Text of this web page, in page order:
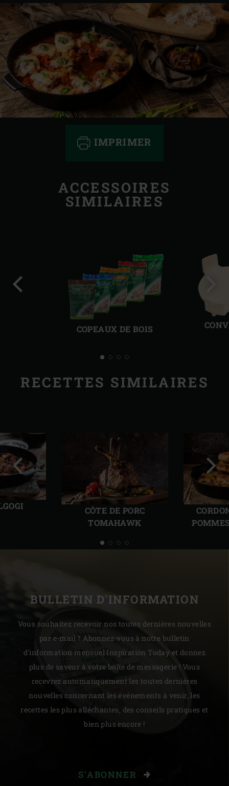
IMPRIMER
ACCESSOIRES
SIMILAIRES
COPEAUX DE BOIS
RECETTES SIMILAIRES
CÔTE DE PORC
TOMAHAWK
Diapo
précédente
BULLETIN D'INFORMATION
Vous souhaitez recevoir nos toutes dernières nouvelles
par e-mail ? Abonnez-vous à notre bulletin
d'information mensuel Inspiration Today et donnez
plus de saveur à votre boîte de messagerie ! Vous
recevrez automatiquement les toutes dernières
nouvelles concernant les événements à venir, les
recettes les plus alléchantes, des conseils pratiques et
bien plus encore !
S'ABONNER